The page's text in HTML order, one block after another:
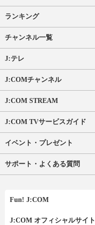
ランキング
チャンネル一覧
J:テレ
J:COMチャンネル
J:COM STREAM
J:COM TVサービスガイド
イベント・プレゼント
サポート・よくある質問
Fun! J:COM
J:COM オフィシャルサイト